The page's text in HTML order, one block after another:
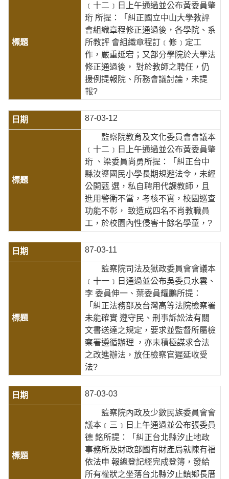
﹝十二﹞日上午通過並公布黃委員肇
珩 所提：「糾正國立中山大學教評
會組織章程修正通過後，各學院、系
所教評 會組織章程訂﹝修﹞定工
作，嚴重延宕；又部分學院於大學法
修正通過後， 對於教師之聘任，仍
援例提報院、所務會議討論，未提
報?
87-03-12
監察院教育及文化委員會會議本
﹝十二﹞日上午通過並公布黃委員肇
珩 、梁委員尚勇所提：「糾正台中
縣汝鎏國民小學長期規避法令，未經
公開甄 選，私自聘用代課教師，且
進用警衛不當，考核不實，校園巡查
功能不彰， 致造成四名不肖教職員
工，於校園內性侵害十餘名學童，?
87-03-11
監察院司法及獄政委員會會議本
﹝十一﹞日通過並公布吳委員水雲、
李 委員伸一、葉委員耀鵬所提：
「糾正法務部及台灣高等法院檢察署
未能確實 遵守民、刑事訴訟法有關
文書送達之規定，要求並監督所屬檢
察署遵循辦理 ，亦未積極謀求合法
之改進辦法，放任檢察官遲延收受
法?
87-03-03
監察院內政及少數民族委員會會
議本﹝三﹞日上午通過並公布張委員
德 銘所提：「糾正台北縣汐止地政
事務所及財政部國有財產局就陳有福
依法申 報總登記經完成登簿，發給
所有權狀之坐落台北縣汐止鎮鄉長厝